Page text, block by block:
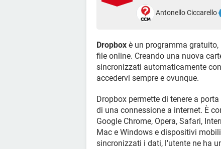
Antonello Ciccarello
Dropbox è un programma
file online. Creando una nuova
sincronizzati automaticamente
accedervi sempre e ovunque.
Dropbox permette di tenere a
di una connessione a internet. È
Google Chrome, Opera, Safari,
Mac e Windows e dispositivi
sincronizzati i dati, l'utente ne ha